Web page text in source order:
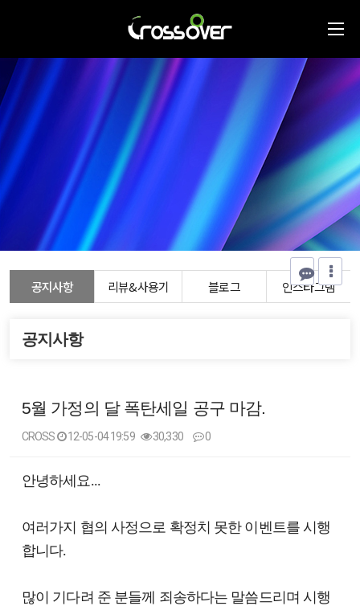
공지사항 리뷰&사용기 블로그 인스타그램
공지사항
5월 가정의 달 폭탄세일 공구 마감.
CROSS 12-05-04 19:59 30,330 0
본문
안녕하세요...
여러가지 협의 사정으로 확정치 못한 이벤트를 시행
합니다.
많이 기다려 준 분들께 죄송하다는 말씀드리며 시행